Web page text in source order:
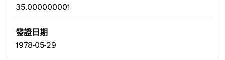
35.000000001
發證日期
1978-05-29